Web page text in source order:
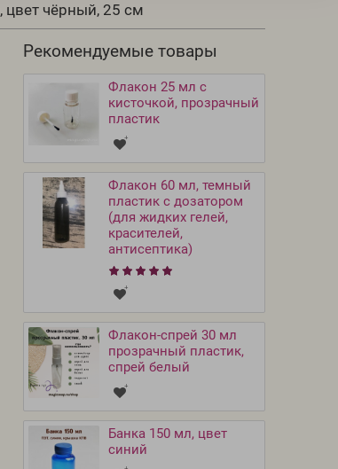
чёрный, 25 см
Рекомендуемые товары
Флакон 25 мл с
кисточкой, прозрачный
пластик
Флакон 60 мл, темный
пластик с дозатором
(для жидких гелей,
красителей,
антисептика)
Флакон-спрей 30 мл
прозрачный пластик,
спрей белый
Банка 150 мл, цвет
синий